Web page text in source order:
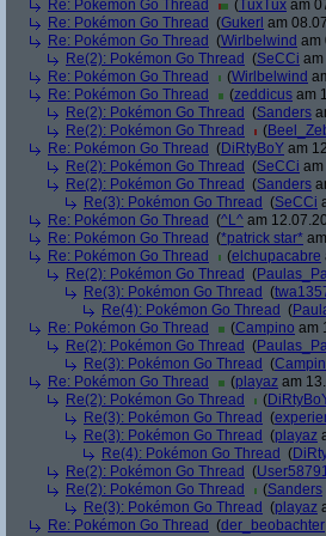
Re: Pokémon Go Thread
(TuxTux am
Re: Pokémon Go Thread (Gukerl am
Re: Pokémon Go Thread (Wirlbelwind am
Re(2): Pokémon Go Thread (SeCCi
Re: Pokémon Go Thread
(Wirlbelwind
Re: Pokémon Go Thread
(zeddicus am
Re(2): Pokémon Go Thread (Sanders
Re(2): Pokémon Go Thread
(
Re: Pokémon Go Thread (DiRtyBoY am
Re(2): Pokémon Go Thread (SeCCi
Re(2): Pokémon Go Thread (Sanders
Re(3): Pokémon Go Thread (SeCCi
Re: Pokémon Go Thread (^L^ am
Re: Pokémon Go Thread (*patrick star*
Re: Pokémon Go Thread
(elchupacabre
Re(2): Pokémon Go Thread (
Re(3): Pokémon Go Thread (
Re(4): Pokémon Go Thread (
Re: Pokémon Go Thread
(Campino am
Re(2): Pokémon Go Thread (
Re(3): Pokémon Go Thread (
Re: Pokémon Go Thread
(playaz am
Re(2): Pokémon Go Thread
(
Re(3): Pokémon Go Thread (
Re(3): Pokémon Go Thread (playaz
Re(4): Pokémon Go Thread (
Re(2): Pokémon Go Thread (
Re(2): Pokémon Go Thread
(Sanders
Re(3): Pokémon Go Thread (playaz
Re: Pokémon Go Thread (der_beobachter